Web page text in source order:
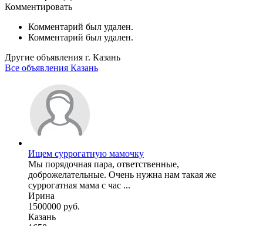
Комментировать
Комментарий был удален.
Комментарий был удален.
Другие объявления г. Казань
Все объявления Казань
Ищем суррогатную мамочку
Мы порядочная пара, ответственные,
доброжелательные. Очень нужна нам такая же
суррогатная мама с час ...
Ирина
1500000 руб.
Казань